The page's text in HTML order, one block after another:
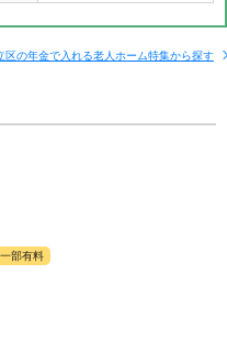
区の年金で入れる老人ホーム特集から探す
一部有料